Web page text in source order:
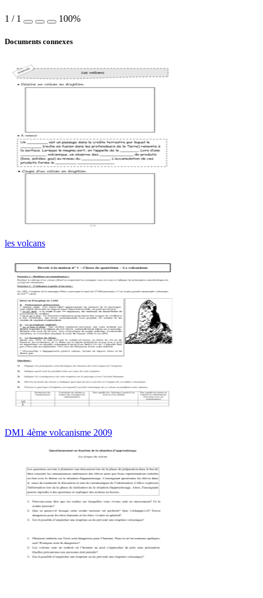
1 / 1 100%
Documents connexes
les volcans
DM1 4ème volcanisme 2009